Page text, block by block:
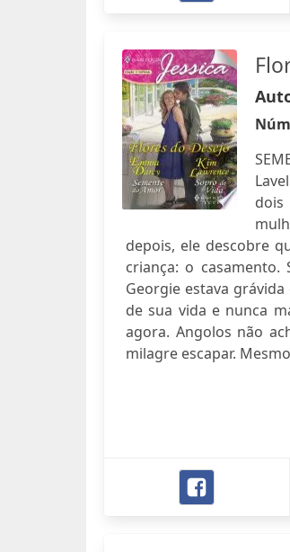
dois
depois, ele descobre
criança: o casamento.
Georgie estava
de sua vida e nunca
agora. Angolos não
milagre escapar.